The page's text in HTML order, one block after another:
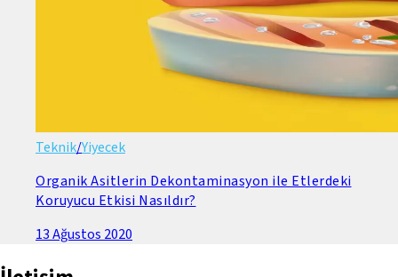
Teknik/Yiyecek
Organik Asitlerin Dekontaminasyon ile Etlerdeki
Koruyucu Etkisi Nasıldır?
13 Ağustos 2020